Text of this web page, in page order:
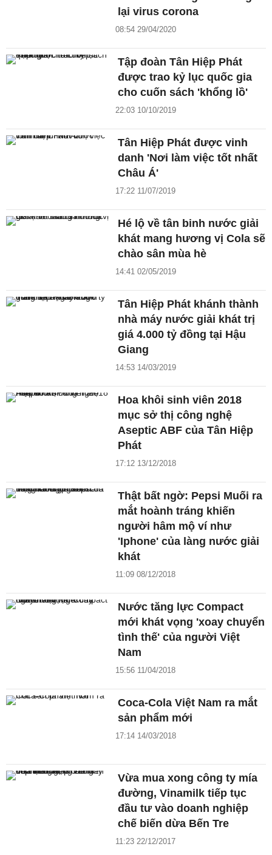
lại virus corona
08:54 29/04/2020
Tập đoàn Tân Hiệp Phát
được trao kỷ lục quốc gia
cho cuốn sách 'khổng lồ'
22:03 10/10/2019
Tân Hiệp Phát được vinh
danh 'Nơi làm việc tốt nhất
Châu Á'
17:22 11/07/2019
Hé lộ về tân binh nước giải
khát mang hương vị Cola sẽ
chào sân mùa hè
14:41 02/05/2019
Tân Hiệp Phát khánh thành
nhà máy nước giải khát trị
giá 4.000 tỷ đồng tại Hậu
Giang
14:53 14/03/2019
Hoa khôi sinh viên 2018
mục sở thị công nghệ
Aseptic ABF của Tân Hiệp
Phát
17:12 13/12/2018
Thật bất ngờ: Pepsi Muối ra
mắt hoành tráng khiến
người hâm mộ ví như
'Iphone' của làng nước giải
khát
11:09 08/12/2018
Nước tăng lực Compact
mới khát vọng 'xoay chuyển
tình thế' của người Việt
Nam
15:56 11/04/2018
Coca-Cola Việt Nam ra mắt
sản phẩm mới
17:14 14/03/2018
Vừa mua xong công ty mía
đường, Vinamilk tiếp tục
đầu tư vào doanh nghiệp
chế biến dừa Bến Tre
11:23 22/12/2017